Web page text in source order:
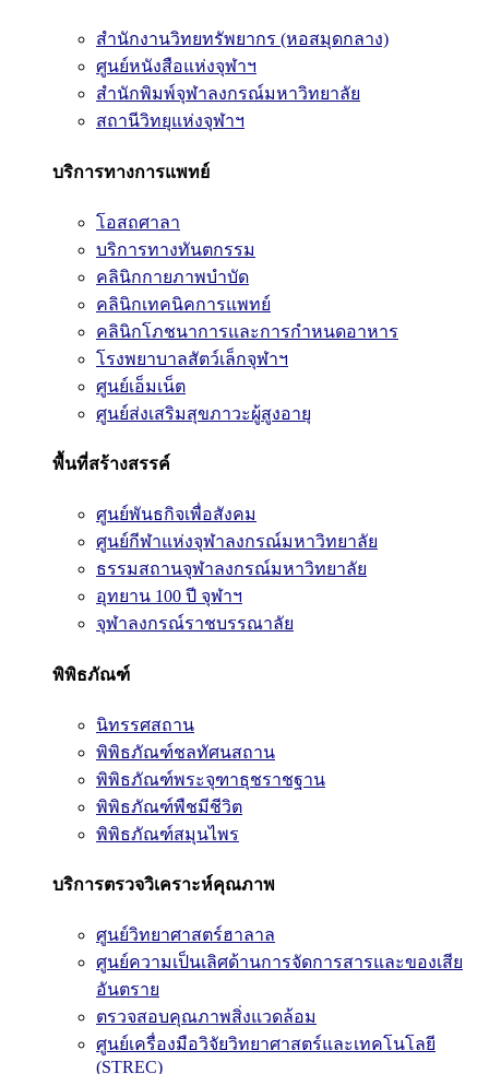
สำนักงานวิทยทรัพยากร (หอสมุดกลาง)
ศูนย์หนังสือแห่งจุฬาฯ
สำนักพิมพ์จุฬาลงกรณ์มหาวิทยาลัย
สถานีวิทยุแห่งจุฬาฯ
บริการทางการแพทย์
โอสถศาลา
บริการทางทันตกรรม
คลินิกกายภาพบำบัด
คลินิกเทคนิคการแพทย์
คลินิกโภชนาการและการกำหนดอาหาร
โรงพยาบาลสัตว์เล็กจุฬาฯ
ศูนย์เอ็มเน็ต
ศูนย์ส่งเสริมสุขภาวะผู้สูงอายุ
พื้นที่สร้างสรรค์
ศูนย์พันธกิจเพื่อสังคม
ศูนย์กีฬาแห่งจุฬาลงกรณ์มหาวิทยาลัย
ธรรมสถานจุฬาลงกรณ์มหาวิทยาลัย
อุทยาน 100 ปี จุฬาฯ
จุฬาลงกรณ์ราชบรรณาลัย
พิพิธภัณฑ์
นิทรรศสถาน
พิพิธภัณฑ์ชลทัศนสถาน
พิพิธภัณฑ์พระจุฑาธุชราชฐาน
พิพิธภัณฑ์พืชมีชีวิต
พิพิธภัณฑ์สมุนไพร
บริการตรวจวิเคราะห์คุณภาพ
ศูนย์วิทยาศาสตร์ฮาลาล
ศูนย์ความเป็นเลิศด้านการจัดการสารและของเสีย
อันตราย
ตรวจสอบคุณภาพสิ่งแวดล้อม
ศูนย์เครื่องมือวิจัยวิทยาศาสตร์และเทคโนโลยี
(STREC)